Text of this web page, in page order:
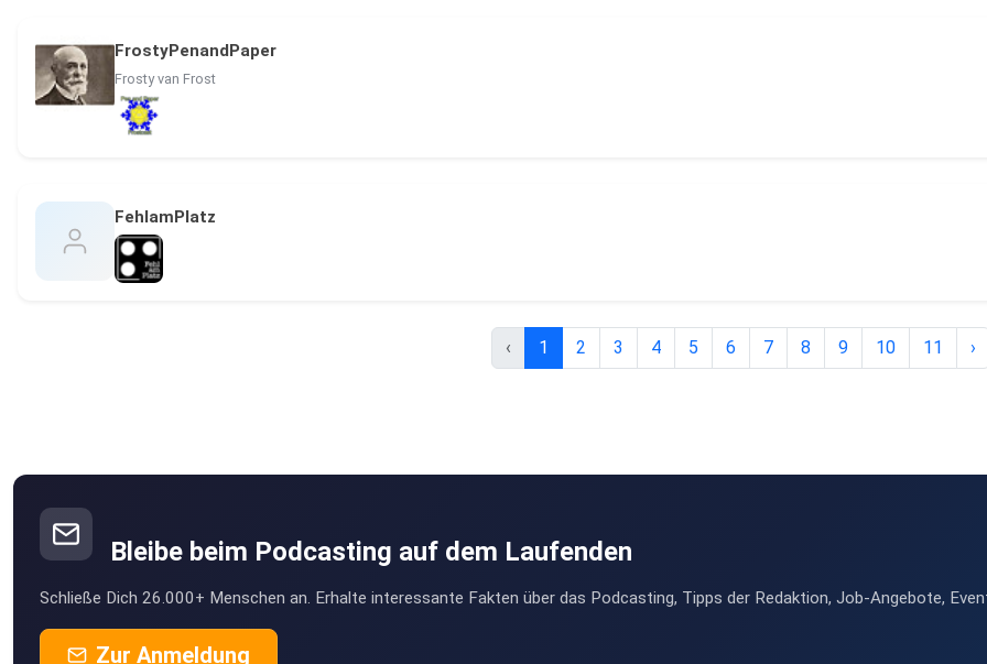
FrostyPenandPaper
Frosty van Frost
FehlamPlatz
‹ 1 2 3 4 5 6 7 8 9 10 11 ›
Bleibe beim Podcasting auf dem Laufenden
Schließe Dich 26.000+ Menschen an. Erhalte interessante Fakten über das Podcasting, Tipps der Redaktion, Job-Angebote,
Zur Anmeldung